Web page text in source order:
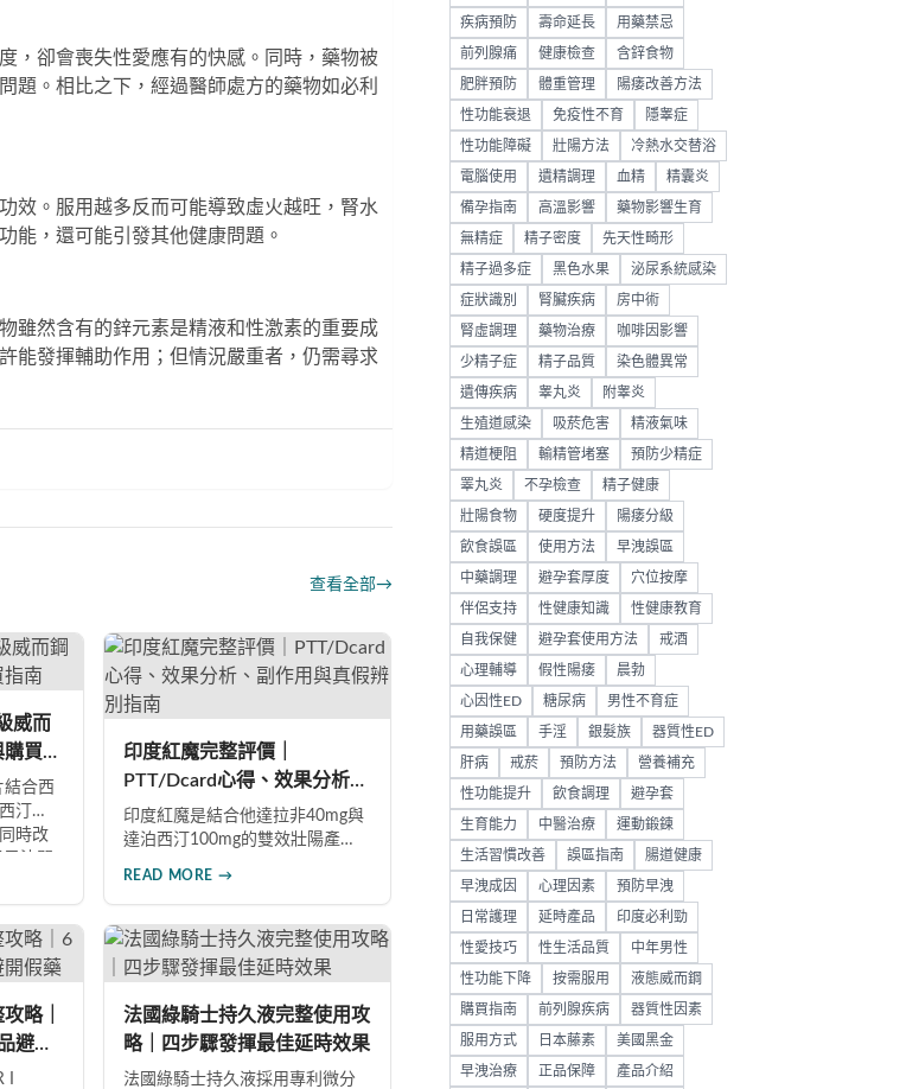
，卻會喪失性愛應有的快感。同時，藥物被
題。相比之下，經過醫師處方的藥物如必利
效。服用越多反而可能導致虛火越旺，腎水
能，還可能引發其他健康問題。
雖然含有的鋅元素是精液和性激素的重要成
能發揮輔助作用；但情況嚴重者，仍需尋求
查看全部→
威而
買指
結合西
汀
時改
，服
，藥
硬度還
、
價佔
健品
印度紅魔完整評價｜
PTT/Dcard心得、效果分析、
副作用與真假辨別指南
印度紅魔是結合他達拉非40mg與
達泊西汀100mg的雙效壯陽產
時，價格僅為威而鋼的三分之
一。90%使用者給予正面評價，常
見副作用為輕微頭痛（7%）。本
文整理超過120則網友心得，幫助
你了解真實效果、識別假貨與選
擇正規購買管道。
READ MORE →
略｜
避開
法國綠騎士持久液完整使用攻
略｜四步驟發揮最佳延時效果
法國綠騎士持久液採用專利微分
疾病預防 壽命延長 用藥禁忌
前列腺痛 健康檢查 含鋅食物
肥胖預防 體重管理 陽痿改善方法
性功能衰退 免疫性不育 隱睾症
性功能障礙 壯陽方法 冷熱水交替浴
電腦使用 遺精調理 血精 精囊炎
備孕指南 高溫影響 藥物影響生育
無精症 精子密度 先天性畸形
精子過多症 黑色水果 泌尿系統感染
症狀識別 腎臟疾病 房中術
腎虛調理 藥物治療 咖啡因影響
少精子症 精子品質 染色體異常
遺傳疾病 睾丸炎 附睾炎
生殖道感染 吸菸危害 精液氣味
精道梗阻 輸精管堵塞 預防少精症
睪丸炎 不孕檢查 精子健康
壯陽食物 硬度提升 陽痿分級
飲食誤區 使用方法 早洩誤區
中藥調理 避孕套厚度 穴位按摩
伴侶支持 性健康知識 性健康教育
自我保健 避孕套使用方法 戒酒
心理輔導 假性陽痿 晨勃
心因性ED 糖尿病 男性不育症
用藥誤區 手淫 銀髮族 器質性ED
肝病 戒菸 預防方法 營養補充
性功能提升 飲食調理 避孕套
生育能力 中醫治療 運動鍛鍊
生活習慣改善 誤區指南 腸道健康
早洩成因 心理因素 預防早洩
日常護理 延時產品 印度必利勁
性愛技巧 性生活品質 中年男性
性功能下降 按需服用 液態威而鋼
購買指南 前列腺疾病 器質性因素
服用方式 日本藤素 美國黑金
早洩治療 正品保障 產品介紹